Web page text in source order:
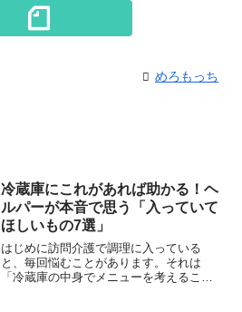
めろもっち
冷蔵庫にこれがあれば助かる！ヘ
ルパーが本音で思う「入っていて
ほしいもの7選」
はじめに訪問介護で調理に入っている
と、毎回悩むことがあります。それは
「冷蔵庫の中身でメニューを考えるこ